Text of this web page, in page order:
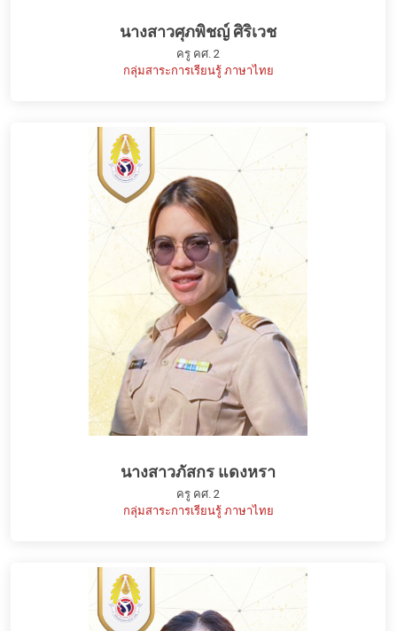
นางสาวศุภพิชญ์ ศิริเวช
ครู คศ. 2
กลุ่มสาระการเรียนรู้ ภาษาไทย
นางสาวภัสกร แดงหรา
ครู คศ. 2
กลุ่มสาระการเรียนรู้ ภาษาไทย